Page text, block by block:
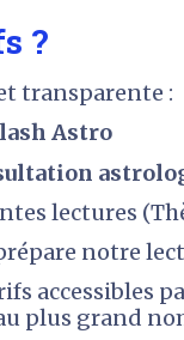
?
transparente :
Flash Astro
lectures
notre
accessibles
plus grand